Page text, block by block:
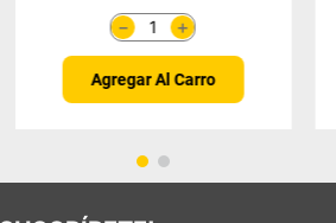
＋
－
Agregar Al Carro